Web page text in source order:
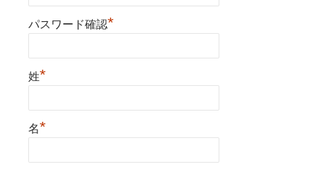
パスワード確認*
姓*
名*